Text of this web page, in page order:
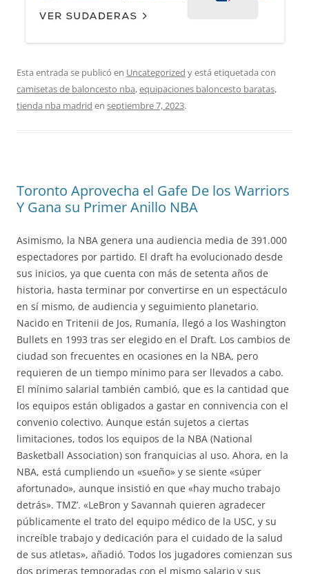
Esta entrada se publicó en Uncategorized y está etiquetada con
camisetas de baloncesto nba,equipaciones baloncesto baratas,
tienda nba madrid en septiembre 7, 2023.
Toronto Aprovecha el Gafe De los Warriors
Y Gana su Primer Anillo NBA
Asimismo, la NBA genera una audiencia media de 391.000
espectadores por partido. El draft ha evolucionado desde
sus inicios, ya que cuenta con más de setenta años de
historia, hasta terminar por convertirse en un espectáculo
en sí mismo, de audiencia y seguimiento planetario.
Nacido en Tritenii de Jos, Rumanía, llegó a los Washington
Bullets en 1993 tras ser elegido en el Draft. Los cambios de
ciudad son frecuentes en ocasiones en la NBA, pero
requieren de un tiempo mínimo para ser llevados a cabo.
El mínimo salarial también cambió, que es la cantidad que
los equipos están obligados a gastar en connivencia con el
convenio colectivo. Aunque están sujetos a ciertas
limitaciones, todos los equipos de la NBA (National
Basketball Association) son franquicias al uso. Ahora, en la
NBA, está cumpliendo un «sueño» y se siente «súper
afortunado», aunque insistió en que «hay mucho trabajo
detrás». TMZ’. «LeBron y Savannah quieren agradecer
públicamente el trato del equipo médico de la USC, y su
increíble trabajo y dedicación para el cuidado de la salud
de sus atletas», añadió. Todos los jugadores comienzan sus
dos primeras temporadas con el mismo salario y sus